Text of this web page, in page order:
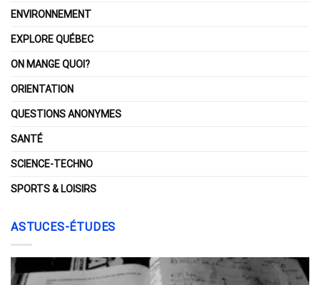
ENVIRONNEMENT
EXPLORE QUÉBEC
ON MANGE QUOI?
ORIENTATION
QUESTIONS ANONYMES
SANTÉ
SCIENCE-TECHNO
SPORTS & LOISIRS
ASTUCES-ÉTUDES